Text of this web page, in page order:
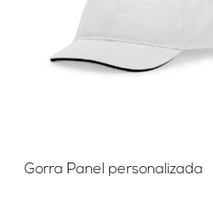
Gorra Panel personalizada